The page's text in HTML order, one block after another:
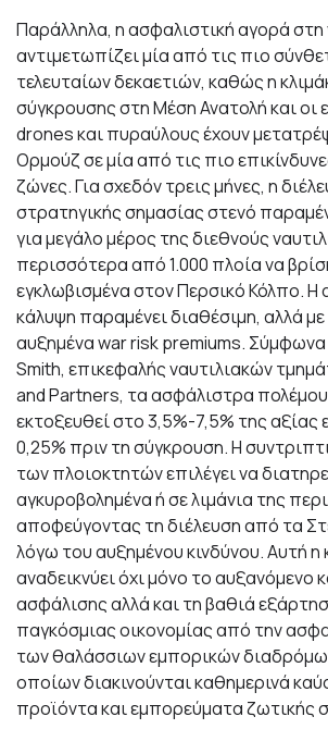
Παράλληλα, η ασφαλιστική αγορά στη
αντιμετωπίζει μία από τις πιο
τελευταίων δεκαετιών, καθώς η
σύγκρουσης στη Μέση Ανατολή και οι
drones και πυραύλους έχουν
Ορμούζ σε μία από τις πιο
ζώνες. Για σχεδόν τρεις μήνες, η
στρατηγικής σημασίας στενό
για μεγάλο μέρος της διεθνούς
περισσότερα από 1.000 πλοία να
εγκλωβισμένα στον Περσικό Κόλπο. Η
κάλυψη παραμένει διαθέσιμη, αλλά με
αυξημένα war risk premiums. Σύμφωνα
Smith, επικεφαλής ναυτιλιακών
and Partners, τα ασφάλιστρα
εκτοξευθεί στο 3,5%-7,5% της αξίας
0,25% πριν τη σύγκρουση. Η
των πλοιοκτητών επιλέγει να
αγκυροβολημένα ή σε λιμάνια της
αποφεύγοντας τη διέλευση από τα
λόγω του αυξημένου κινδύνου. Αυτή
αναδεικνύει όχι μόνο το αυξανόμενο
ασφάλισης αλλά και τη βαθιά
παγκόσμιας οικονομίας από την
των θαλάσσιων εμπορικών
οποίων διακινούνται καθημερινά
προϊόντα και εμπορεύματα ζωτικής